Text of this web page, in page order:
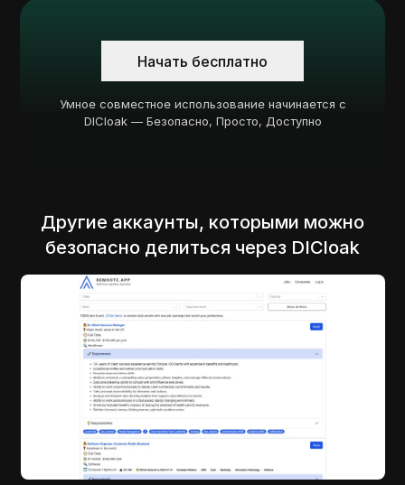
Начать бесплатно
Умное совместное использование начинается с
DICloak — Безопасно, Просто, Доступно
Другие аккаунты, которыми можно
безопасно делиться через DICloak